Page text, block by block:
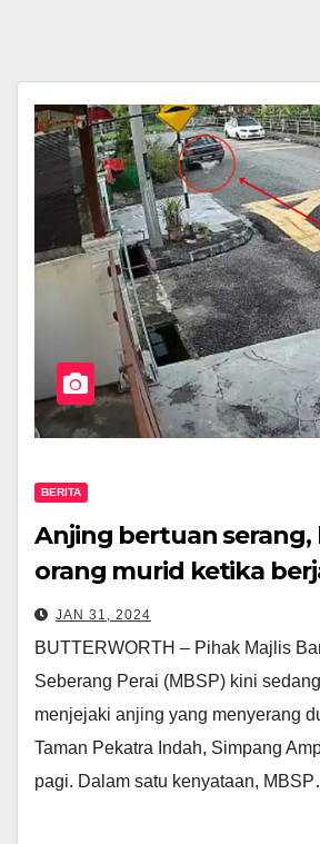
BERITA
Anjing bertuan serang,
orang murid ketika
sekolah
JAN 31, 2024
BUTTERWORTH – Pihak Majlis
Seberang Perai (MBSP) kini
menjejaki anjing yang menyerang
Taman Pekatra Indah, Simpang
pagi. Dalam satu kenyataan,